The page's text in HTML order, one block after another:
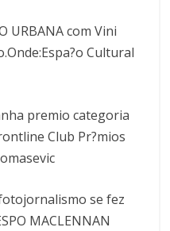
URBANA com Vini
Cultural
premio categoria
Club Pr?mios
se fez
MACLENNAN